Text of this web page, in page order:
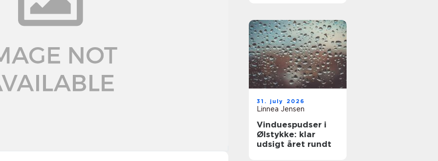
31. july 2026
Linnea Jensen
Vinduespudser i
Ølstykke: klar
udsigt året rundt